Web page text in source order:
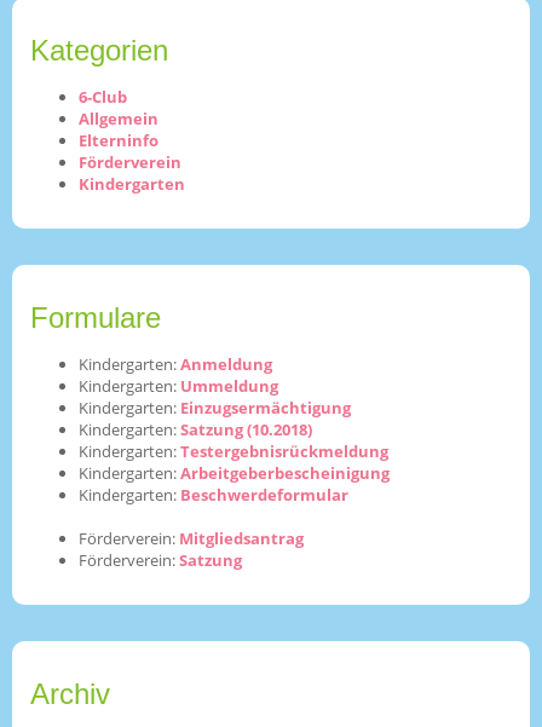
Kategorien
6-Club
Allgemein
Elterninfo
Förderverein
Kindergarten
Formulare
Kindergarten:Anmeldung
Kindergarten: Ummeldung
Kindergarten: Einzugsermächtigung
Kindergarten:Satzung (10.2018)
Kindergarten:Testergebnisrückmeldung
Kindergarten:Arbeitgeberbescheinigung
Kindergarten: Beschwerdeformular
Förderverein: Mitgliedsantrag
Förderverein:Satzung
Archiv